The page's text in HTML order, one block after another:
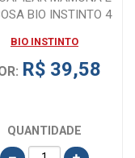
BIO INSTINTO 4
BIO INSTINTO
R$ 39,58
QUANTIDADE